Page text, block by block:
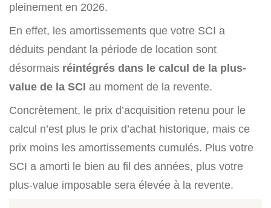
pleinement en 2026.
En effet, les amortissements que votre SCI a
déduits pendant la période de location sont
désormais réintégrés dans le calcul de la plus-
value de la SCI au moment de la revente.
Concrètement, le prix d’acquisition retenu pour le
calcul n’est plus le prix d’achat historique, mais ce
prix moins les amortissements cumulés. Plus votre
SCI a amorti le bien au fil des années, plus votre
plus-value imposable sera élevée à la revente.